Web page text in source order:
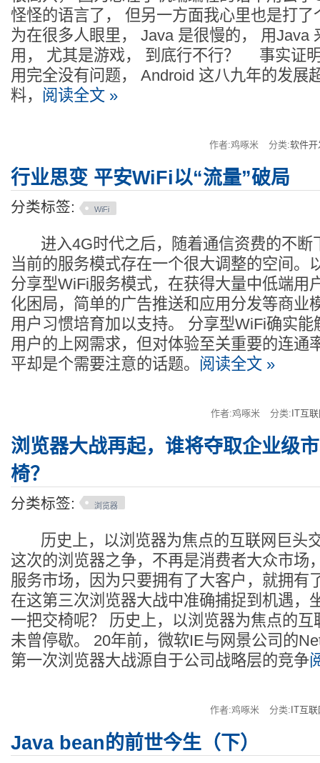
怪怪的语言了， 但另一方面我心里也是打了
为在很多人眼里， Java 是很慢的， 用Java
用， 尤其是游戏， 到底行不行？ 事实证
用完全没有问题， Android 这八九年的发展
料， 阅读全文 »
作者:鸡啄米 分类:软件开
行业思变 平安WiFi以“流量”破局
分类标签: WiFi
进入4G时代之后，随着通信资费的不断
当前的服务模式存在一个很大调整的空间。
分享型WiFi服务模式，在获得大量中低端用
化困局，简单的广告推送和应用分发等商业
用户习惯培育加以支持。 分享型WiFi确实能
用户的上网需求，但对体验至关重要的连通
平却是个需要注意的话题。 阅读全文 »
作者:鸡啄米 分类: IT互
浏览器大战再起，谁将夺取企业级
椅？
分类标签: 浏览器
历史上，以浏览器为焦点的互联网巨头
这次的浏览器之争，不再是消费者大众市场
服务市场，因为只要拥有了大客户，就拥有
在这第三次浏览器大战中准确捕捉到机遇，
一把交椅呢？ 历史上，以浏览器为焦点的互
未曾停歇。 20年前，微软IE与网景公司的
第一次浏览器大战源自于公司战略层的竞争
作者:鸡啄米 分类: IT互
Java bean的前世今生（下）